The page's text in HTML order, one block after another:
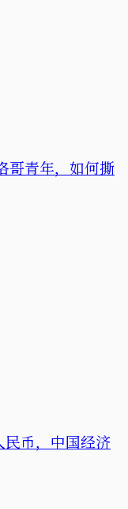
哥青年，如何撕
民币，中国经济